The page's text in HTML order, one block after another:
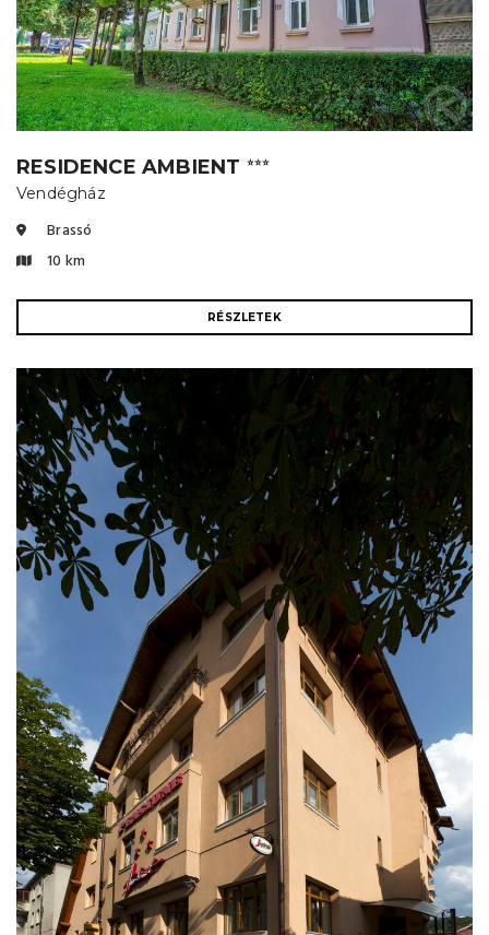
RESIDENCE AMBIENT ⭐⭐⭐
Vendégház
Brassó
10 km
RÉSZLETEK